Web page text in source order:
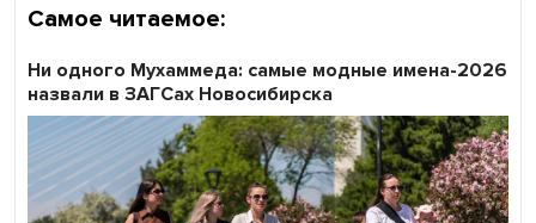
Самое читаемое:
Ни одного Мухаммеда: самые модные имена-2026
назвали в ЗАГСах Новосибирска